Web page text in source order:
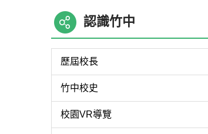
認識竹中
歷屆校長
竹中校史
校園VR導覽